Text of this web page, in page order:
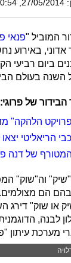
המוביל "פנאי
באירוע
ביום רביעי
השנה בעולם
הבידור של פרוגי:
הלהקה"
הריאליטי
המטורף של דנה
וה"שוק"
בהם הם
או שוק" דירג
לבנה,
מערכת עיתון